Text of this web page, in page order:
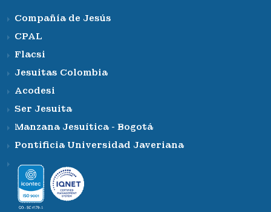
Compañía de Jesús
CPAL
Flacsi
Jesuitas Colombia
Acodesi
Ser Jesuita
Manzana Jesuítica - Bogotá
Pontificia Universidad Javeriana